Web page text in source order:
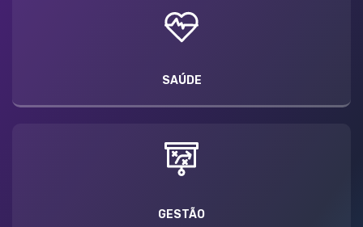
SAÚDE
GESTÃO